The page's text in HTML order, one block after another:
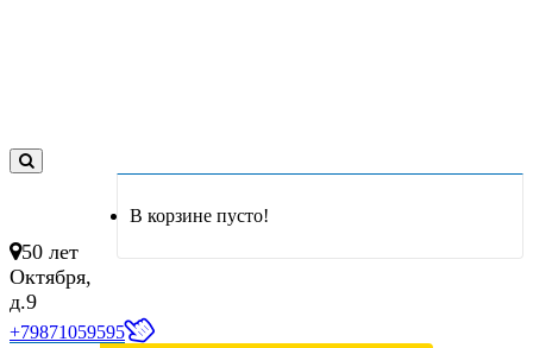
В корзине пусто!
50 лет
Октября,
д.9
+79871059595